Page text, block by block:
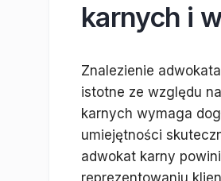
karnych i
Znalezienie
istotne ze względu
karnych wymaga
umiejętności
adwokat karny
reprezentowaniu